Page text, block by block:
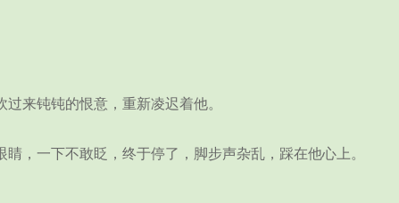
来钝钝的恨意，重新凌迟着他。
一下不敢眨，终于停了，脚步声杂乱，踩在他心上。